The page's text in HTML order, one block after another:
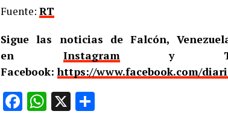
Fuente: RT
Sigue las noticias de Falcón,
en Instagramy
Facebook:https://www.facebook.com/
Facebook
WhatsApp
X